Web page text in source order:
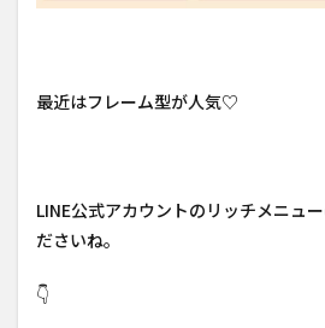
最近はフレーム型が人気♡
LINE公式アカウントのリッチメニュ
ださいね。
👇